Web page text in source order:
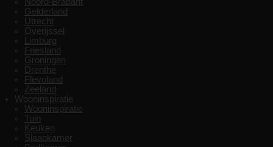
Gelderland
Utrecht
Overijssel
Limburg
Friesland
Groningen
Drenthe
Flevoland
Zeeland
Wooninspiratie
Wooninspiratie
Tuin
Keuken
Slaapkamer